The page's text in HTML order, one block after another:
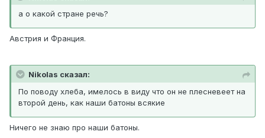
а о какой стране речь?
Австрия и Франция.
Nikolas сказал:
По поводу хлеба, имелось в виду что он не плесневеет на
второй день, как наши батоны всякие
Ничего не знаю про наши батоны.